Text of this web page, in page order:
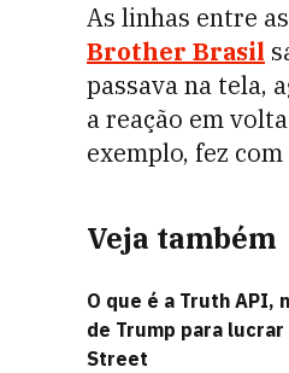
As linhas entre
Brother Brasil
passava na tela,
a reação em
exemplo, fez
Veja também
O que é a Truth API,
de Trump para
Street